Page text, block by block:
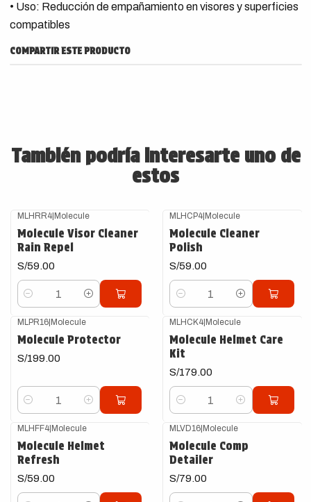
• Uso: Reducción de empañamiento en visores y superficies
compatibles
COMPARTIR ESTE PRODUCTO
También podría interesarte uno de
estos
MLHRR4|Molecule
Molecule Visor Cleaner
Rain Repel
S/59.00
Cantidad
MLHCP4|Molecule
Molecule Cleaner
Polish
S/59.00
Cantidad
MLPR16|Molecule
Molecule Protector
S/199.00
Cantidad
MLHCK4|Molecule
Molecule Helmet Care
Kit
S/179.00
Cantidad
MLHFF4|Molecule
Molecule Helmet
Refresh
S/59.00
MLVD16|Molecule
Molecule Comp
Detailer
S/79.00